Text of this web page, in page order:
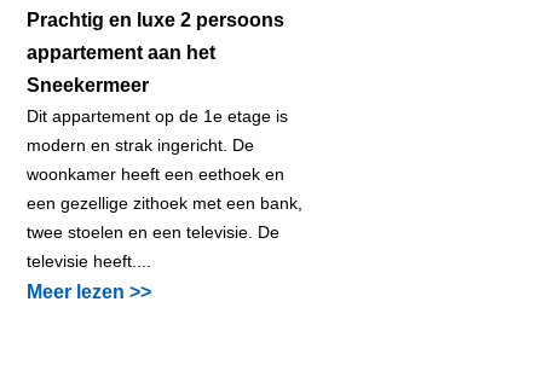
Prachtig en luxe 2 persoons
appartement aan het
Sneekermeer
Dit appartement op de 1e etage is
modern en strak ingericht. De
woonkamer heeft een eethoek en
een gezellige zithoek met een bank,
twee stoelen en een televisie. De
televisie heeft....
Meer lezen >>